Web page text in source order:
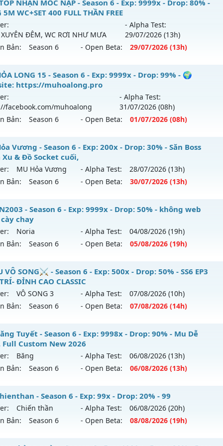
2 Tuổi Thơ - Drop Ngọc Cao Train Wc tại K4
mới ra tháng 08 2026 - Mở máy chủ Season 2.0
200x - Drop: 20%
loại: Mu Bán Đồ Full Trong Shop
GameGuard
NHẬN MỐC NẠP - Season 6 - Exp: 9999x - Drop: 80% -
5M WC+SET 400 FULL THẦN FREE
XUYÊN ĐÊM, WC RƠI NHƯ MƯA
- Alpha Test:
29/07/2026 (13h)
Bản:
Season 6 - Open Beta: 29/07/2026 (13h)
NHẬN MỐC NẠP - TẶNG 5M WC+SET 400 FULL THẦN
ra tháng 07 2026 - Mở máy chủBOSS XUYÊN ĐÊM, WC
29/07/2626
- Drop: 80%
Mu Nguyên bản Webzen
KHÔNG THỂ HACK
LONG 15 - Season 6 - Exp: 9999x - Drop: 99% - 🌍
https://muhoalong.pro
facebook.com/muhoalong
- Alpha Test:
31/07/2026 (08h)
Bản:
Season 6 - Open Beta: 01/07/2026 (08h)
LONG 15 - 🌍 Website: https://muhoalong.pro
ra tháng 07 2026 - Mở máy chủ https://facebook.com/
01/07/2626
Non Reset
Mu Nguyên bản Webzen
Xshiel
Vương - Season 6 - Exp: 200x - Drop: 30% - Săn Boss
Xu & Đồ Socket cuối,
MU Hỏa Vương - Alpha Test: 28/07/2026 (13h)
Bản:
Season 6 - Open Beta: 30/07/2026 (13h)
Hỏa Vương - Săn Boss nhận Xu & Đồ Socket cuối,
mới ra tháng 07 2026 - Mở máy chủMU Hỏa Vương
200x - Drop: 30%
loại: Mu Nguyên bản Webzen
VietGuard
- Season 6 - Exp: 9999x - Drop: 50% - không web
chay
Noria - Alpha Test: 04/08/2026 (19h)
Bản:
Season 6 - Open Beta: 05/08/2026 (19h)
- không web shop cày chay
mới ra tháng 08 2026 - Mở máy chủNoriavào 19h ngày
9999x - Drop: 50%
loại: Mu Nguyên bản Webzen
XSHield
SONG⚔️ - Season 6 - Exp: 500x - Drop: 50% - SS6 EP3
ĐỈNH CAO CLASSIC
VÔ SONG 3 - Alpha Test: 07/08/2026 (10h)
Bản:
Season 6 - Open Beta: 07/08/2026 (14h)
VÔ SONG⚔️ - SS6 EP3 GIẢI TRÍ- ĐỈNH CAO CLASSIC
mới ra tháng 08 2026 - Mở máy chủVÔ SONG 3vào 14h
500x - Drop: 50%
loại: Mu Nguyên bản Webzen
MU8X
Tuyết - Season 6 - Exp: 9998x - Drop: 90% - Mu Dễ
Full Custom New 2026
Băng - Alpha Test: 06/08/2026 (13h)
Bản:
Season 6 - Open Beta: 06/08/2026 (13h)
Băng Tuyết - Mu Dễ Chơi, Full Custom New 2026
mới ra tháng 08 2026 - Mở máy chủBăngvào 13h ngày
- Season 6 - Exp: 99x - Drop: 20% - 99
Chiến thần - Alpha Test: 06/08/2026 (20h)
Bản:
Season 6 - Open Beta: 08/08/2026 (19h)